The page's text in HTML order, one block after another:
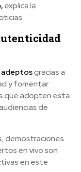
explica la
adeptosgracias a
y fomentar
que adopten esta
de
demostraciones
en vivo son
en este